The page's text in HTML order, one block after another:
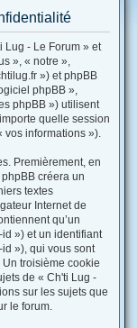
Lug - Le Forum » et
», « notre »,
») et phpBB
phpBB »,
phpBB ») utilisent
quelle session
vos informations »).
Premièrement, en
créera un
textes
Internet de
qu’un
») et un identifiant
»), qui vous sont
troisième cookie
de « Ch'ti Lug -
sur les sujets que
le forum.